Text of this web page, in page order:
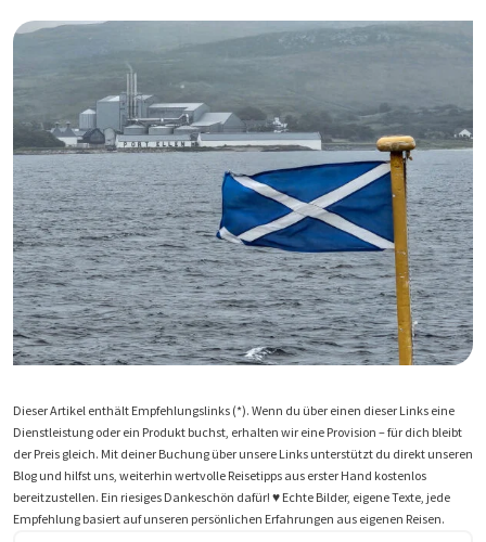
Dieser Artikel enthält Empfehlungslinks (*). Wenn du über einen dieser Links eine
Dienstleistung oder ein Produkt buchst, erhalten wir eine Provision – für dich bleibt
der Preis gleich. Mit deiner Buchung über unsere Links unterstützt du direkt unseren
Blog und hilfst uns, weiterhin wertvolle Reisetipps aus erster Hand kostenlos
bereitzustellen. Ein riesiges Dankeschön dafür! ♥️ Echte Bilder, eigene Texte, jede
Empfehlung basiert auf unseren persönlichen Erfahrungen aus eigenen Reisen.